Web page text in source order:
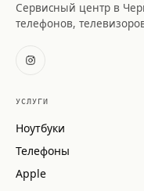
Сервисный центр в
телефонов,
УСЛУГИ
Ноутбуки
Телефоны
Apple